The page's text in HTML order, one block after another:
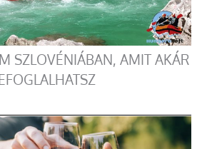
SZLOVÉNIÁBAN, AMIT AKÁR